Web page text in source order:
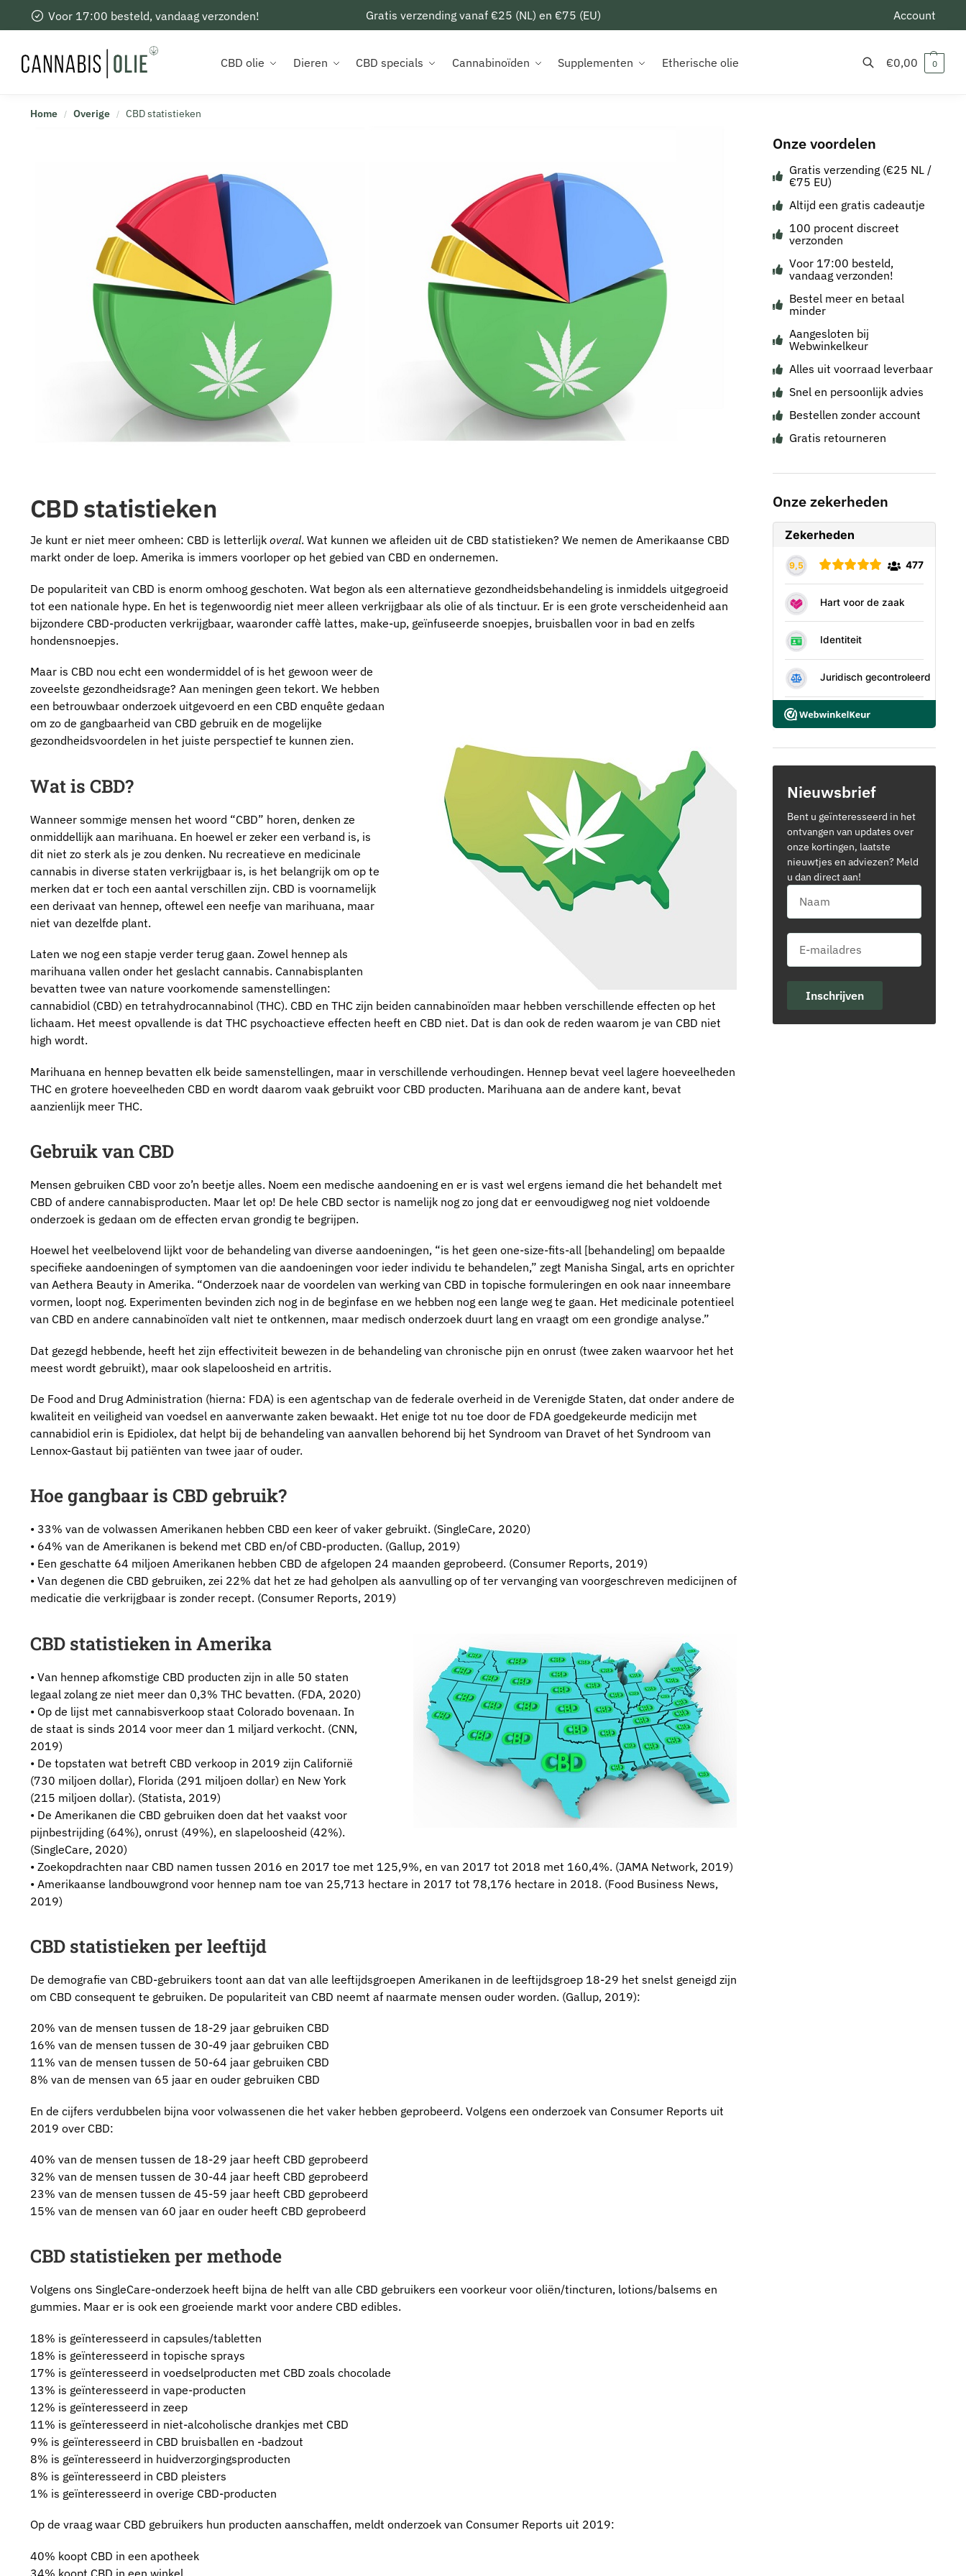
Voor 17:00 besteld, vandaag verzonden! Gratis verzending vanaf €25 (NL) en €75 (EU) Account
CBD olie Dieren CBD specials Cannabinoïden Supplementen Etherische olie
Recent toegevoegd
€0,00 0
Home / Overige / CBD statistieken
CBD statistieken
Je kunt er niet meer omheen: CBD is letterlijk overal. Wat kunnen we afleiden uit de CBD statistieken? We nemen de Amerikaanse CBD
markt onder de loep. Amerika is immers voorloper op het gebied van CBD en ondernemen.
De populariteit van CBD is enorm omhoog geschoten. Wat begon als een alternatieve gezondheidsbehandeling is inmiddels uitgegroeid
tot een nationale hype. En het is tegenwoordig niet meer alleen verkrijgbaar als olie of als tinctuur. Er is een grote verscheidenheid aan
bijzondere CBD-producten verkrijgbaar, waaronder caffè lattes, make-up, geïnfuseerde snoepjes, bruisballen voor in bad en zelfs
hondensnoepjes.
Maar is CBD nou echt een wondermiddel of is het gewoon weer de
zoveelste gezondheidsrage? Aan meningen geen tekort. We hebben
een betrouwbaar onderzoek uitgevoerd en een CBD enquête gedaan
om zo de gangbaarheid van CBD gebruik en de mogelijke
gezondheidsvoordelen in het juiste perspectief te kunnen zien.
Wat is CBD?
Wanneer sommige mensen het woord “CBD” horen, denken ze
onmiddellijk aan marihuana. En hoewel er zeker een verband is, is
dit niet zo sterk als je zou denken. Nu recreatieve en medicinale
cannabis in diverse staten verkrijgbaar is, is het belangrijk om op te
merken dat er toch een aantal verschillen zijn. CBD is voornamelijk
een derivaat van hennep, oftewel een neefje van marihuana, maar
niet van dezelfde plant.
Laten we nog een stapje verder terug gaan. Zowel hennep als
marihuana vallen onder het geslacht cannabis. Cannabisplanten
bevatten twee van nature voorkomende samenstellingen:
cannabidiol (CBD) en tetrahydrocannabinol (THC). CBD en THC zijn beiden cannabinoïden maar hebben verschillende effecten op het
lichaam. Het meest opvallende is dat THC psychoactieve effecten heeft en CBD niet. Dat is dan ook de reden waarom je van CBD niet
high wordt.
Marihuana en hennep bevatten elk beide samenstellingen, maar in verschillende verhoudingen. Hennep bevat veel lagere hoeveelheden
THC en grotere hoeveelheden CBD en wordt daarom vaak gebruikt voor CBD producten. Marihuana aan de andere kant, bevat
aanzienlijk meer THC.
Gebruik van CBD
Mensen gebruiken CBD voor zo’n beetje alles. Noem een medische aandoening en er is vast wel ergens iemand die het behandelt met
CBD of andere cannabisproducten. Maar let op! De hele CBD sector is namelijk nog zo jong dat er eenvoudigweg nog niet voldoende
onderzoek is gedaan om de effecten ervan grondig te begrijpen.
Hoewel het veelbelovend lijkt voor de behandeling van diverse aandoeningen, “is het geen one-size-fits-all [behandeling] om bepaalde
specifieke aandoeningen of symptomen van die aandoeningen voor ieder individu te behandelen,” zegt Manisha Singal, arts en oprichter
van Aethera Beauty in Amerika. “Onderzoek naar de voordelen van werking van CBD in topische formuleringen en ook naar inneembare
vormen, loopt nog. Experimenten bevinden zich nog in de beginfase en we hebben nog een lange weg te gaan. Het medicinale potentieel
van CBD en andere cannabinoïden valt niet te ontkennen, maar medisch onderzoek duurt lang en vraagt om een grondige analyse.”
Dat gezegd hebbende, heeft het zijn effectiviteit bewezen in de behandeling van chronische pijn en onrust (twee zaken waarvoor het het
meest wordt gebruikt), maar ook slapeloosheid en artritis.
De Food and Drug Administration (hierna: FDA) is een agentschap van de federale overheid in de Verenigde Staten, dat onder andere de
kwaliteit en veiligheid van voedsel en aanverwante zaken bewaakt. Het enige tot nu toe door de FDA goedgekeurde medicijn met
cannabidiol erin is Epidiolex, dat helpt bij de behandeling van aanvallen behorend bij het Syndroom van Dravet of het Syndroom van
Lennox-Gastaut bij patiënten van twee jaar of ouder.
Hoe gangbaar is CBD gebruik?
• 33% van de volwassen Amerikanen hebben CBD een keer of vaker gebruikt. (SingleCare, 2020)
• 64% van de Amerikanen is bekend met CBD en/of CBD-producten. (Gallup, 2019)
• Een geschatte 64 miljoen Amerikanen hebben CBD de afgelopen 24 maanden geprobeerd. (Consumer Reports, 2019)
• Van degenen die CBD gebruiken, zei 22% dat het ze had geholpen als aanvulling op of ter vervanging van voorgeschreven medicijnen of
medicatie die verkrijgbaar is zonder recept. (Consumer Reports, 2019)
CBD statistieken in Amerika
• Van hennep afkomstige CBD producten zijn in alle 50 staten
legaal zolang ze niet meer dan 0,3% THC bevatten. (FDA, 2020)
• Op de lijst met cannabisverkoop staat Colorado bovenaan. In
de staat is sinds 2014 voor meer dan 1 miljard verkocht. (CNN,
2019)
• De topstaten wat betreft CBD verkoop in 2019 zijn Californië
(730 miljoen dollar), Florida (291 miljoen dollar) en New York
(215 miljoen dollar). (Statista, 2019)
• De Amerikanen die CBD gebruiken doen dat het vaakst voor
pijnbestrijding (64%), onrust (49%), en slapeloosheid (42%).
(SingleCare, 2020)
• Zoekopdrachten naar CBD namen tussen 2016 en 2017 toe met 125,9%, en van 2017 tot 2018 met 160,4%. (JAMA Network, 2019)
• Amerikaanse landbouwgrond voor hennep nam toe van 25,713 hectare in 2017 tot 78,176 hectare in 2018. (Food Business News,
2019)
CBD statistieken per leeftijd
De demografie van CBD-gebruikers toont aan dat van alle leeftijdsgroepen Amerikanen in de leeftijdsgroep 18-29 het snelst geneigd zijn
om CBD consequent te gebruiken. De populariteit van CBD neemt af naarmate mensen ouder worden. (Gallup, 2019):
20% van de mensen tussen de 18-29 jaar gebruiken CBD
16% van de mensen tussen de 30-49 jaar gebruiken CBD
11% van de mensen tussen de 50-64 jaar gebruiken CBD
8% van de mensen van 65 jaar en ouder gebruiken CBD
En de cijfers verdubbelen bijna voor volwassenen die het vaker hebben geprobeerd. Volgens een onderzoek van Consumer Reports uit
2019 over CBD:
40% van de mensen tussen de 18-29 jaar heeft CBD geprobeerd
32% van de mensen tussen de 30-44 jaar heeft CBD geprobeerd
23% van de mensen tussen de 45-59 jaar heeft CBD geprobeerd
15% van de mensen van 60 jaar en ouder heeft CBD geprobeerd
CBD statistieken per methode
Volgens ons SingleCare-onderzoek heeft bijna de helft van alle CBD gebruikers een voorkeur voor oliën/tincturen, lotions/balsems en
gummies. Maar er is ook een groeiende markt voor andere CBD edibles.
18% is geïnteresseerd in capsules/tabletten
18% is geïnteresseerd in topische sprays
17% is geïnteresseerd in voedselproducten met CBD zoals chocolade
13% is geïnteresseerd in vape-producten
12% is geïnteresseerd in zeep
11% is geïnteresseerd in niet-alcoholische drankjes met CBD
9% is geïnteresseerd in CBD bruisballen en -badzout
8% is geïnteresseerd in huidverzorgingsproducten
8% is geïnteresseerd in CBD pleisters
1% is geïnteresseerd in overige CBD-producten
Op de vraag waar CBD gebruikers hun producten aanschaffen, meldt onderzoek van Consumer Reports uit 2019:
40% koopt CBD in een apotheek
34% koopt CBD in een winkel
Onze voordelen
Gratis verzending (€25 NL /
€75 EU)
Altijd een gratis cadeautje
100 procent discreet
verzonden
Voor 17:00 besteld,
vandaag verzonden!
Bestel meer en betaal
minder
Aangesloten bij
Webwinkelkeur
Alles uit voorraad leverbaar
Snel en persoonlijk advies
Bestellen zonder account
Gratis retourneren
Onze zekerheden
Nieuwsbrief
Bent u geïnteresseerd in het
ontvangen van updates over
onze kortingen, laatste
nieuwtjes en adviezen? Meld
u dan direct aan!
Inschrijven